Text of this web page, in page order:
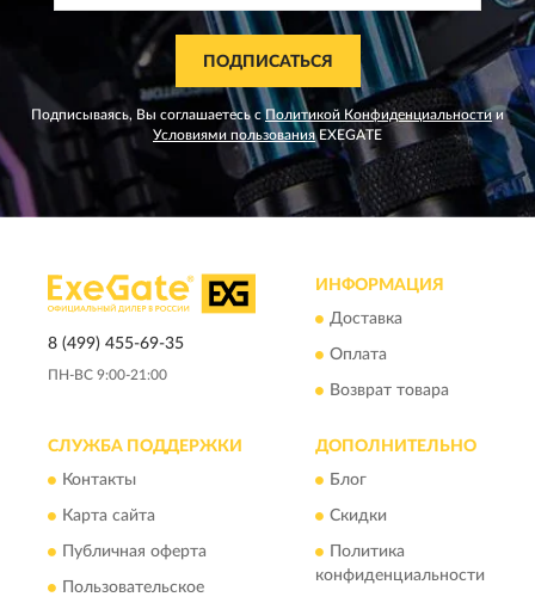
ПОДПИСАТЬСЯ
Подписываясь, Вы соглашаетесь сПолитикой Конфиденциальности и
Условиями пользованияEXEGATE
8 (499) 455-69-35
ПН-ВС 9:00-21:00
ИНФОРМАЦИЯ
Доставка
Оплата
Возврат товара
СЛУЖБА ПОДДЕРЖКИ
Контакты
Карта сайта
Публичная оферта
Пользовательское
ДОПОЛНИТЕЛЬНО
Блог
Скидки
Политика
конфиденциальности